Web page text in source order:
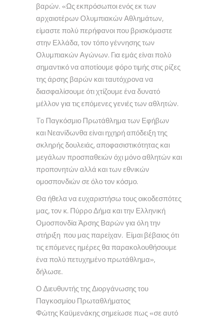
βαρών. «Ως εκπρόσωποι ενός εκ των
αρχαιοτέρων Ολυμπιακών Αθλημάτων,
είμαστε πολύ περήφανοι που βρισκόμαστε
στην Ελλάδα, τον τόπο γέννησης των
Ολυμπιακών Αγώνων. Για εμάς είναι πολύ
σημαντικό να αποτίουμε φόρο τιμής στις ρίζες
της άρσης βαρών και ταυτόχρονα να
διασφαλίσουμε ότι χτίζουμε ένα δυνατό
μέλλον για τις επόμενες γενιές των αθλητών.
To Παγκόσμιο Πρωτάθλημα των Εφήβων
και Νεανίδωνθα είναι ηχηρή απόδειξη της
σκληρής δουλειάς, αποφασιστικότητας και
μεγάλων προσπαθειών όχι μόνο αθλητών και
προπονητών αλλά και των εθνικών
ομοσπονδιών σε όλο τον κόσμο.
Θα ήθελα να ευχαριστήσω τους οικοδεσπότες
μας, τον κ. Πύρρο Δήμα και την Ελληνική
Ομοσπονδία Άρσης Βαρών για όλη την
στήριξη που μας παρείχαν. Είμαι βέβαιος ότι
τις επόμενες ημέρες θα παρακολουθήσουμε
ένα πολύ πετυχημένο πρωτάθλημα»,
δήλωσε.
Ο Διευθυντής της Διοργάνωσης του
Παγκοσμίου Πρωταθλήματος
Φώτης Καϋμενάκης σημείωσε πως «σε αυτό